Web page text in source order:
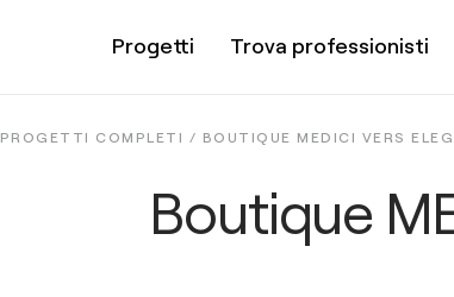
Progetti Trova professionisti
PROGETTI COMPLETI / BOUTIQUE MEDICI VERS
Boutique